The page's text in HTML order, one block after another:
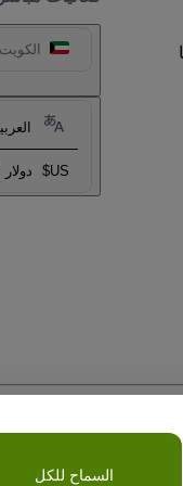
الكويت
US$
السماح للكل